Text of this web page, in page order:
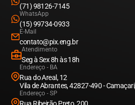
(71) 98126-7145
WhatsApp
(15) 99734-0933
E-Mail
contato@pix.eng.br
Atendimento
Seg à Sex 8h às 18h
Endereço - BA
Rua do Areal, 12
Vila de Abrantes, 42827-490 -
Endereço - SP
Rua Ribeirão Preto, 200